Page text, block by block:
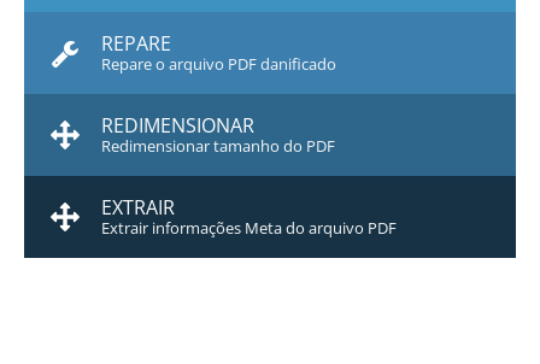
REPARE
Repare o arquivo PDF danificado
REDIMENSIONAR
Redimensionar tamanho do PDF
EXTRAIR
Extrair informações Meta do arquivo PDF